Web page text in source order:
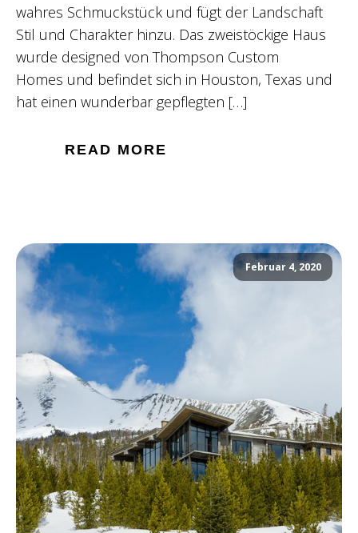
wahres Schmuckstück und fügt der Landschaft
Stil und Charakter hinzu. Das zweistöckige Haus
wurde designed von Thompson Custom
Homes und befindet sich in Houston, Texas und
hat einen wunderbar gepflegten […]
READ MORE
Februar 4, 2020